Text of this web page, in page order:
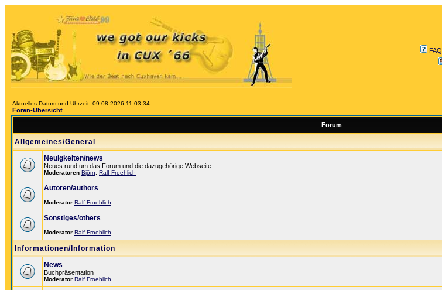
FAQ
Aktuelles Datum und Uhrzeit: 09.08.2026 11:03:34
Foren-Übersicht
Forum
Allgemeines/General
Neuigkeiten/news
Neues rund um das Forum und die dazugehörige Webseite.
Moderatoren Björn Ralf Froehlich
Autoren/authors
Moderator Ralf Froehlich
Sonstiges/others
Moderator Ralf Froehlich
Informationen/Information
News
Buchpräsentation
Moderator Ralf Froehlich